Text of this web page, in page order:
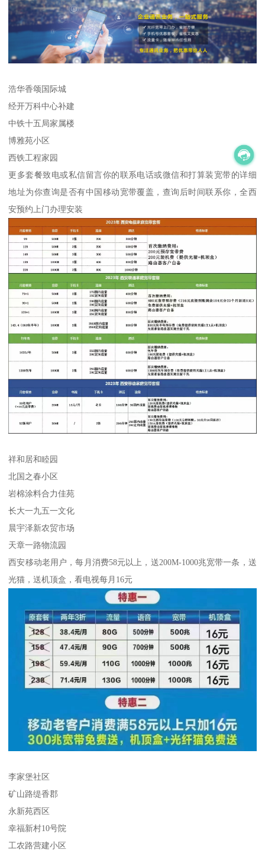
浩华香颂国际城
经开万科中心补建
中铁十五局家属楼
博雅苑小区
西铁工程家园
更多套餐致电或私信留言你的联系电话或微信和打算装宽带的详细
地址为你查询是否有中国移动宽带覆盖，查询后时间联系你，全西
安预约上门办理安装
祥和居和睦园
北国之春小区
岩棉涂料合力佳苑
长大一九五一文化
晨宇泽新农贸市场
天章一路物流园
西安移动老用户，每月消费58元以上，送200M-1000兆宽带一条，送
光猫，送机顶盒，看电视每月16元
李家堡社区
矿山路缇香郡
永新苑西区
幸福新村10号院
工农路营建小区